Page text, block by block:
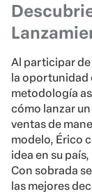
Al participar
la oportunidad
metodología
cómo lanzar
ventas de
modelo, Érico
idea en su
Con sobrada
las mejores